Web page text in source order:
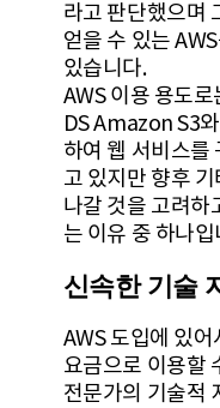
라고 판단했으며
얻을 수 있는
있습니다.
AWS 이용 용도
DS Amazon S3
하여 웹 서비스를
고 있지만 향후
나갈 것을 고려하
는 이유 중 하나입
신속한 기술
AWS 도입에 있
요금으로 이용할
전문가의 기술적